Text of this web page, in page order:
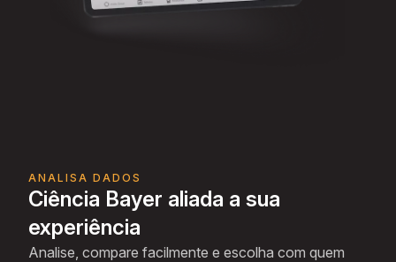
ANALISA DADOS
Ciência Bayer aliada a sua
experiência
Analise, compare facilmente e escolha com quem